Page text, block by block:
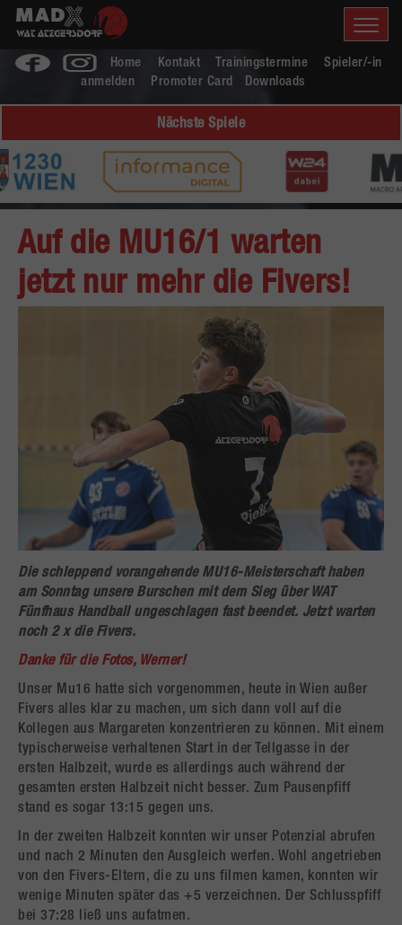
Home Kontakt Trainingstermine
Spieler/-in
anmelden
Promoter Card Downloads
Nächste Spiele
Auf die MU16/1 warten
jetzt nur mehr die Fivers!
Die schleppend vorangehende MU16-Meisterschaft haben
am Sonntag unsere Burschen mit dem Sieg über WAT
Fünfhaus Handball ungeschlagen fast beendet. Jetzt warten
noch 2 x die Fivers.
Danke für die Fotos, Werner!
Unser Mu16 hatte sich vorgenommen, heute in Wien außer
Fivers alles klar zu machen, um sich dann voll auf die
Kollegen aus Margareten konzentrieren zu können. Mit einem
typischerweise verhaltenen Start in der Tellgasse in der
ersten Halbzeit, wurde es allerdings auch während der
gesamten ersten Halbzeit nicht besser. Zum Pausenpfiff
stand es sogar 13:15 gegen uns.
In der zweiten Halbzeit konnten wir unser Potenzial abrufen
und nach 2 Minuten den Ausgleich werfen. Wohl angetrieben
von den Fivers-Eltern, die zu uns filmen kamen, konnten wir
wenige Minuten später das +5 verzeichnen. Der Schlusspfiff
bei 37:28 ließ uns aufatmen.